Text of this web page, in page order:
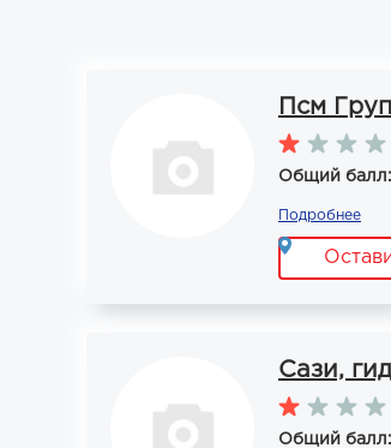
Псм
Общий балл:
Подробнее
Сази,
Общий балл: